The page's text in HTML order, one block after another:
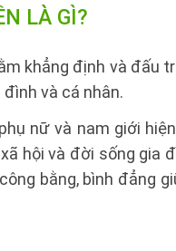
LÀ GÌ?
khẳng định và đấu
và cá nhân.
nữ và nam giới
hội và đời sống gia
bằng, bình đẳng